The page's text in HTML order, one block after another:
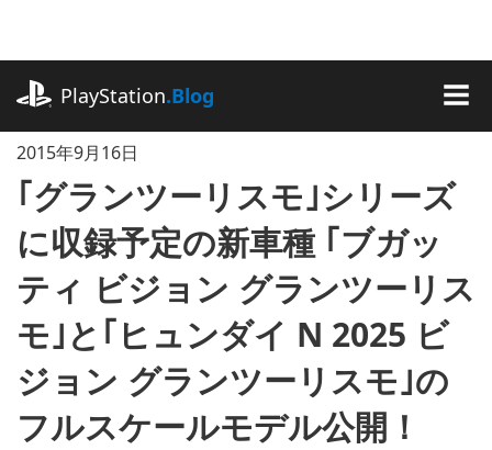
に
キ
ッ
プ
PlayStation.Blog
2015年9月16日
｢グランツーリスモ｣シリーズ
に収録予定の新車種 ｢ブガッ
ティ ビジョン グランツーリス
モ｣と｢ヒュンダイ N 2025 ビ
ジョン グランツーリスモ｣の
フルスケールモデル公開！